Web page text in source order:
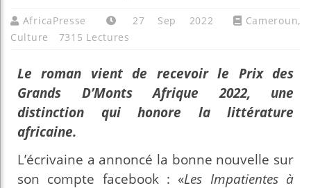
AfricaPresse 27 Sep 2022 Cameroun,
Culture
7315 Lectures
Le roman vient de recevoir le Prix des
Grands D’Monts Afrique 2022, une
distinction qui honore la littérature
africaine.
L’écrivaine a annoncé la bonne nouvelle sur
son compte facebook : «Les Impatientes à